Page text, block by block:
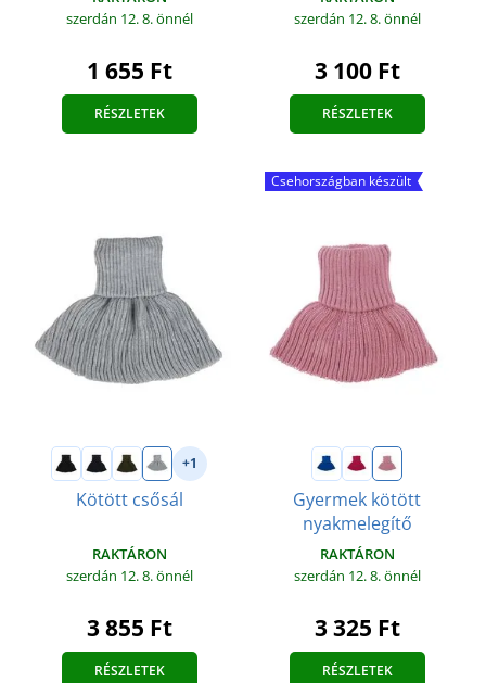
szerdán 12. 8.önnél
1 655 Ft
RÉSZLETEK
szerdán 12. 8.önnél
3 100 Ft
RÉSZLETEK
+1
Kötött csősál
RAKTÁRON
szerdán 12. 8.önnél
3 855 Ft
RÉSZLETEK
Csehországban készült
Gyermek kötött
nyakmelegítő
RAKTÁRON
szerdán 12. 8.önnél
3 325 Ft
RÉSZLETEK